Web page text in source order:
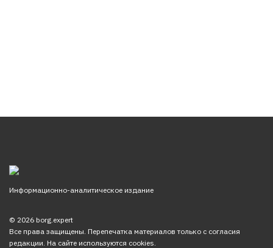
Информационно-аналитическое издание
© 2026 borg.expert
Все права защищены. Перепечатка материалов только с согласия
редакции. На сайте используются cookies.